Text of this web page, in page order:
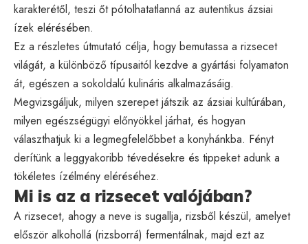
karakterétől, teszi őt pótolhatatlanná az autentikus ázsiai
ízek elérésében.
Ez a részletes útmutató célja, hogy bemutassa a rizsecet
világát, a különböző típusaitól kezdve a gyártási folyamaton
át, egészen a sokoldalú kulináris alkalmazásáig.
Megvizsgáljuk, milyen szerepet játszik az ázsiai kultúrában,
milyen egészségügyi előnyökkel járhat, és hogyan
választhatjuk ki a legmegfelelőbbet a konyhánkba. Fényt
derítünk a leggyakoribb tévedésekre és tippeket adunk a
tökéletes ízélmény eléréséhez.
Mi is az a rizsecet valójában?
A rizsecet, ahogy a neve is sugallja, rizsből készül, amelyet
először alkohollá (rizsborrá) fermentálnak, majd ezt az